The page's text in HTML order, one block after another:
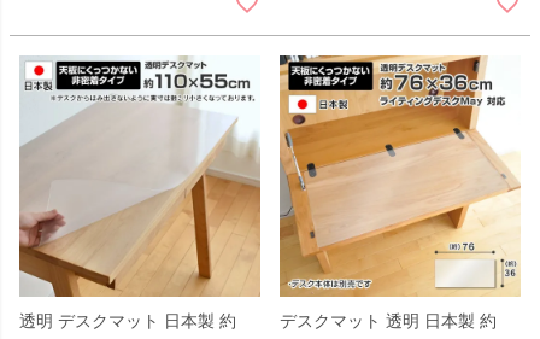
透明 デスクマット 日本製 約
デスクマット 透明 日本製 約